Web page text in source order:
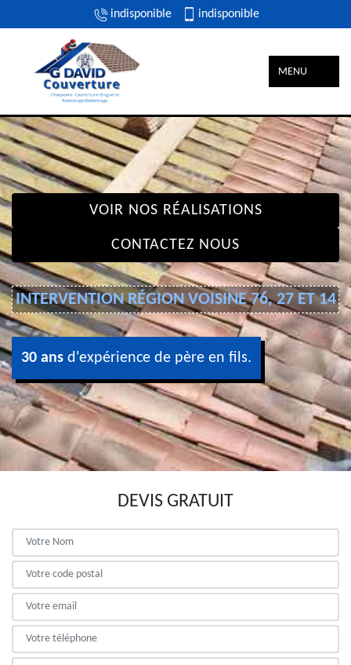
indisponible indisponible
MENU
VOIR NOS RÉALISATIONS
CONTACTEZ NOUS
INTERVENTION RÉGION VOISINE 76, 27 ET 14
30 ans d'expérience de père en fils.
DEVIS GRATUIT